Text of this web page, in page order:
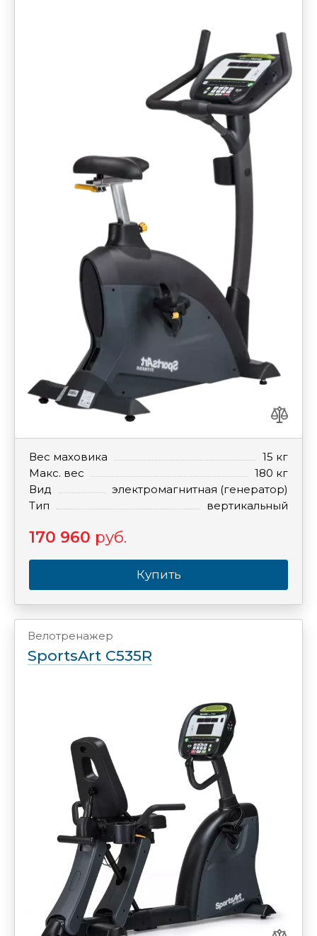
Вес маховика
15 кг
Макс. вес
180 кг
Вид
электромагнитная (генератор)
Тип
вертикальный
170 960 руб.
Купить
Велотренажер
SportsArt C535R